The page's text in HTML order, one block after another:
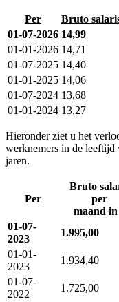
Per
Bruto
01-07-2026 14,99
01-01-2026 14,71
01-07-2025 14,40
01-01-2025 14,06
01-07-2024 13,68
01-01-2024 13,27
Hieronder ziet u het
werknemers in de leeftijd
jaren.
Per
Bruto
per
maand in
01-07-
2023
1.995,00
01-01-
2023
1.934,40
01-07-
2022
1.725,00